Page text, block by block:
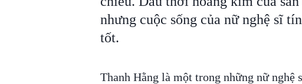
nhưng cuộc sống của nữ nghệ sĩ
tốt.
Thanh Hằng là một trong những nữ